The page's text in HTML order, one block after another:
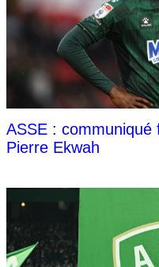
ASSE :
Pierre Ekwah